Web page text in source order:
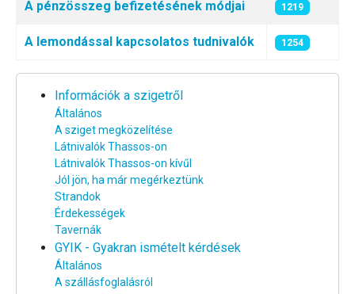
A pénzösszeg befizetésének módjai 1219
A lemondással kapcsolatos tudnivalók 1254
Információk a szigetről
Általános
A sziget megközelítése
Látnivalók Thassos-on
Látnivalók Thassos-on kívűl
Jól jön, ha már megérkeztünk
Strandok
Érdekességek
Tavernák
GYIK - Gyakran ismételt kérdések
Általános
A szállásfoglalásról